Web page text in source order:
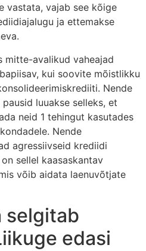
vastata, vajab see kõige
ja ettemakse
mitte-avalikud vaheajad
kui soovite mõistlikku
Nende
luuakse selleks, et
neid 1 tehingut kasutades
Nende
agressiivseid krediidi
sellel kaasaskantav
võib aidata laenuvõtjate
selgitab
edasi